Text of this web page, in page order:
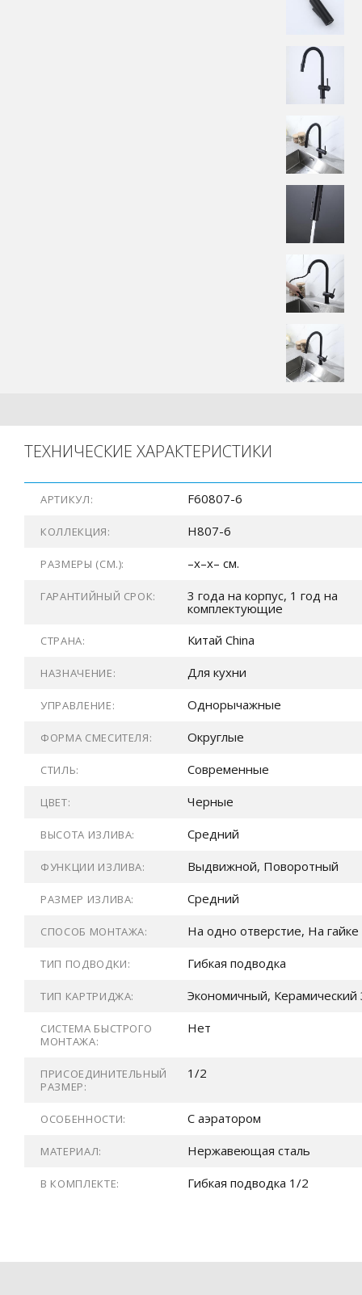
ТЕХНИЧЕСКИЕ ХАРАКТЕРИСТИКИ
АРТИКУЛ: F60807-6
КОЛЛЕКЦИЯ: H807-6
РАЗМЕРЫ (СМ.): –x–x– см.
ГАРАНТИЙНЫЙ СРОК:
3 года на корпус, 1 год на
комплектующие
СТРАНА: Китай China
НАЗНАЧЕНИЕ: Для кухни
УПРАВЛЕНИЕ: Однорычажные
ФОРМА СМЕСИТЕЛЯ: Округлые
СТИЛЬ: Современные
ЦВЕТ: Черные
ВЫСОТА ИЗЛИВА: Средний
ФУНКЦИИ ИЗЛИВА: Выдвижной, Поворотный
РАЗМЕР ИЗЛИВА: Средний
СПОСОБ МОНТАЖА: На одно отверстие, На гайке
ТИП ПОДВОДКИ: Гибкая подводка
ТИП КАРТРИДЖА: Экономичный, Керамический
СИСТЕМА БЫСТРОГО
МОНТАЖА:
Нет
ПРИСОЕДИНИТЕЛЬНЫЙ
РАЗМЕР:
1/2
ОСОБЕННОСТИ: С аэратором
МАТЕРИАЛ: Нержавеющая сталь
В КОМПЛЕКТЕ: Гибкая подводка 1/2